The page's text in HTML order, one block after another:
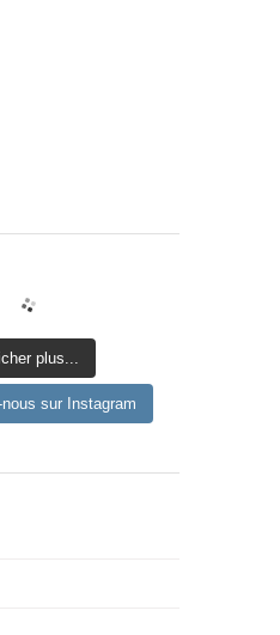
plus...
sur Instagram